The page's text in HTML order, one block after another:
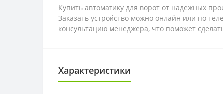
Купить автоматику для ворот от надежных
Заказать устройство можно онлайн или по
консультацию менеджера, что поможет
Характеристики